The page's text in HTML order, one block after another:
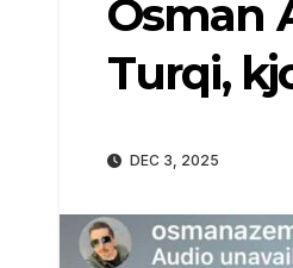
Osman
Turqi,
DEC 3, 2025